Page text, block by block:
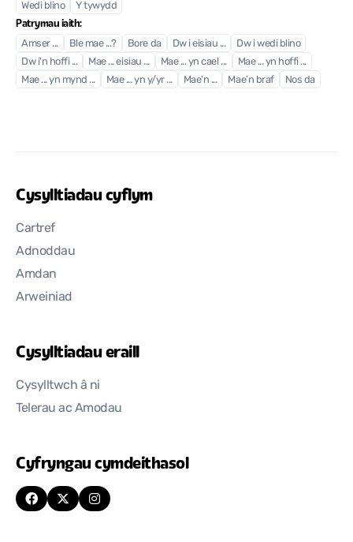
Wedi blino
Y tywydd
Patrymau iaith:
Amser ... Ble mae ...? Bore da Dw i eisiau ...
Dw i wedi blino
Dw i'n hoffi ...
Mae ... eisiau ... Mae ... yn cael ...
Mae ... yn hoffi ...
Mae ... yn mynd ...
Mae ... yn y/yr ... Mae'n ... Mae’n braf Nos da
Cysylltiadau cyflym
Cartref
Adnoddau
Amdan
Arweiniad
Cysylltiadau eraill
Cysylltwch â ni
Telerau ac Amodau
Cyfryngau cymdeithasol